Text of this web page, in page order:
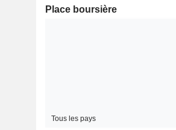
Place boursière
Tous les pays